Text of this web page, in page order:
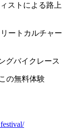
トによる路上
トカルチャー
イクレース
無料体験